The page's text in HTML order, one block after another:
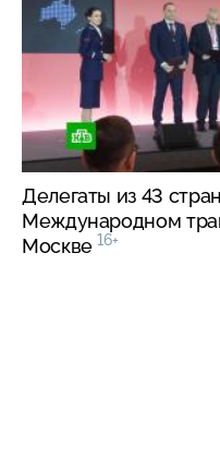
Делегаты из 43
Международном
Москве 16+